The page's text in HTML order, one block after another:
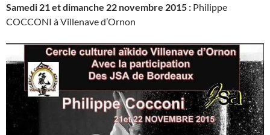
Samedi 21 et dimanche 22 novembre 2015 : Philippe
COCCONI à Villenave d’Ornon